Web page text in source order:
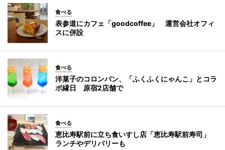
食べる
表参道にカフェ「goodcoffee」 運営会社オフィ
スに併設
食べる
洋菓子のコロンバン、「ふくふくにゃんこ」とコラ
ボ縁日 原宿2店舗で
食べる
恵比寿駅前に立ち食いすし店「恵比寿駅前寿司」
ランチやデリバリーも